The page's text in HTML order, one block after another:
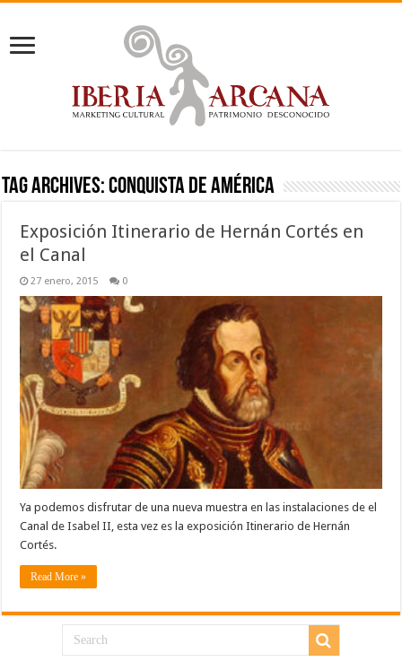
Tag Archives:Conquista de América
Exposición Itinerario de Hernán Cortés en
el Canal
27 enero, 2015 0
Ya podemos disfrutar de una nueva muestra en las instalaciones de el
Canal de Isabel II, esta vez es la exposición Itinerario de Hernán
Cortés.
Read More »